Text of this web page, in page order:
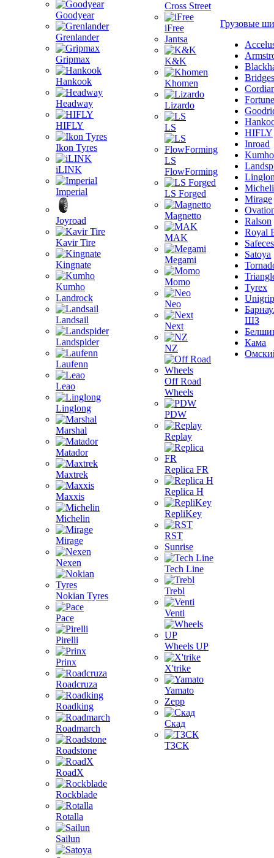
Goodyear
Grenlander
Gripmax
Hankook
Headway
HIFLY
Ikon Tyres
iLINK
Imperial
Joyroad
Kavir Tire
Kingnate
Kumho
Landrock
Landsail
Landspider
Laufenn
Leao
Linglong
Marshal
Matador
Maxtrek
Maxxis
Michelin
Mirage
Nexen
Nokian Tyres
Pace
Pirelli
Prinx
Roadcruza
Roadking
Roadmarch
Roadstone
RoadX
Rockblade
Rotalla
Sailun
Cross Street
iFree
Jantsa
K&K
Khomen
Lizardo
LS
LS
FlowForming
LS Forged
Magnetto
MAK
Megami
Momo
Neo
Next
NZ
Off Road
Wheels
PDW
Replay
Replica FR
Replica H
RepliKey
RST
Sunrise
Tech Line
Trebl
Venti
Wheels UP
X'trike
Yamato
Zepp
Скад
ТЗСК
Грузовые
Fortune
HIFLY
Inroad
Kumho
Mirage
Ralson
Royal
Satoya
Tyrex
Unigrip
ШЗ
Кама